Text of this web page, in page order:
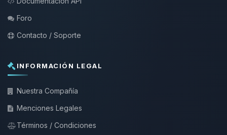
Foro
Contacto / Soporte
INFORMACIÓN LEGAL
Nuestra Compañía
Menciones Legales
Términos / Condiciones